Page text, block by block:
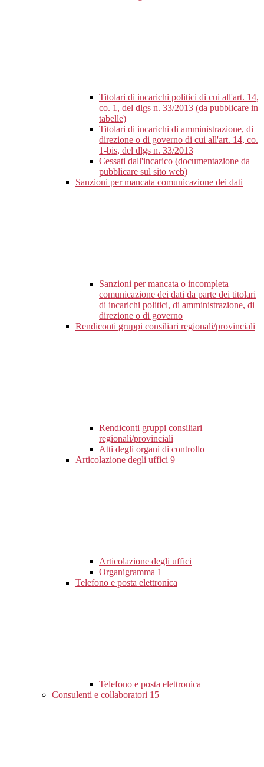
Titolari di incarichi politici di cui all'art. 14,
co. 1, del dlgs n. 33/2013 (da pubblicare in
tabelle)
Titolari di incarichi di amministrazione, di
direzione o di governo di cui all'art. 14, co.
1-bis, del dlgs n. 33/2013
Cessati dall'incarico (documentazione da
pubblicare sul sito web)
Sanzioni per mancata comunicazione dei dati
Sanzioni per mancata o incompleta
comunicazione dei dati da parte dei titolari
di incarichi politici, di amministrazione, di
direzione o di governo
Rendiconti gruppi consiliari regionali/provinciali
Rendiconti gruppi consiliari
regionali/provinciali
Atti degli organi di controllo
Articolazione degli uffici 9
Articolazione degli uffici
Organigramma 1
Telefono e posta elettronica
Telefono e posta elettronica
Consulenti e collaboratori 15